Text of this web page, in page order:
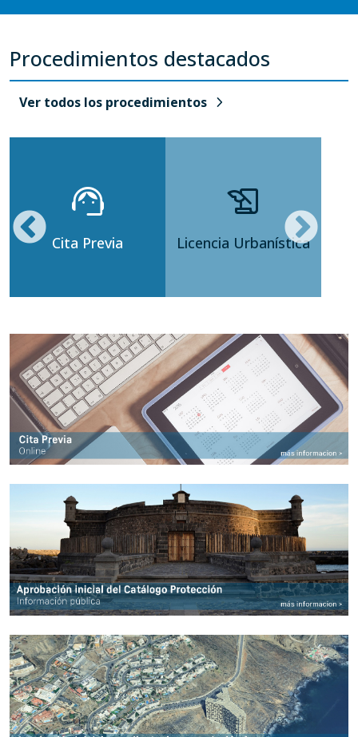
Procedimientos destacados
Ver todos los procedimientos chevron_right
support_agent
Cita Previa
history_edu
Licencia Urbanística